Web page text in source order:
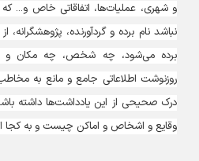
و شهری، عملیات‌ها، اتفاقاتی خاص و...
نباشد نام برده و گردآورنده، پژوهشگرانه،‌
برده می‌شود، چه شخص، چه مکان و
روزنوشت اطلاعاتی جامع و مانع به
درک صحیحی از این یادداشت‌ها داشته باشد
وقایع و اشخاص و اماکن چیست و به کجا